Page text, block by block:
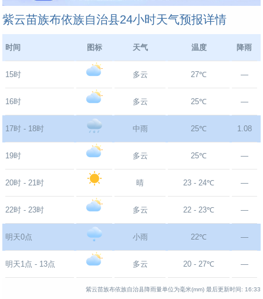
紫云苗族布依族自治县24小时天气预报详情
时间 图标 天气 温度 降雨
15时 多云 27℃ —
16时 多云 25℃ —
17时 - 18时 中雨 25℃ 1.08
19时 多云 25℃ —
20时 - 21时 晴 23 - 24℃ —
22时 - 23时 多云 22 - 23℃ —
明天0点 小雨 22℃ —
明天1点 - 13点 多云 20 - 27℃ —
紫云苗族布依族自治县降雨量单位为毫米(mm) 最后更新时间: 16:33